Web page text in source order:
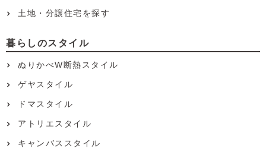
土地・分譲住宅を探す
暮らしのスタイル
ぬりかべW断熱スタイル
ゲヤスタイル
ドマスタイル
アトリエスタイル
キャンバススタイル